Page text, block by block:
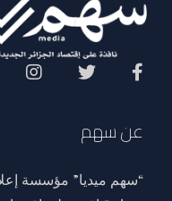
عن سهم
“سهم ميديا” مؤسسة